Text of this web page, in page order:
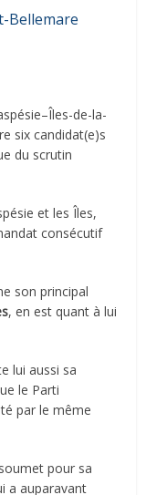
Bellemare
de-la-
six candidat(e)s
du scrutin
et les Îles,
consécutif
son principal
, en est quant à lui
lui aussi sa
le Parti
par le même
pour sa
a auparavant